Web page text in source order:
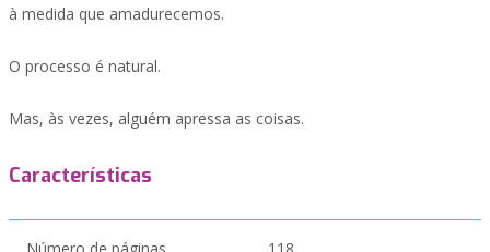
à medida que amadurecemos.
O processo é natural.
Mas, às vezes, alguém apressa as coisas.
Características